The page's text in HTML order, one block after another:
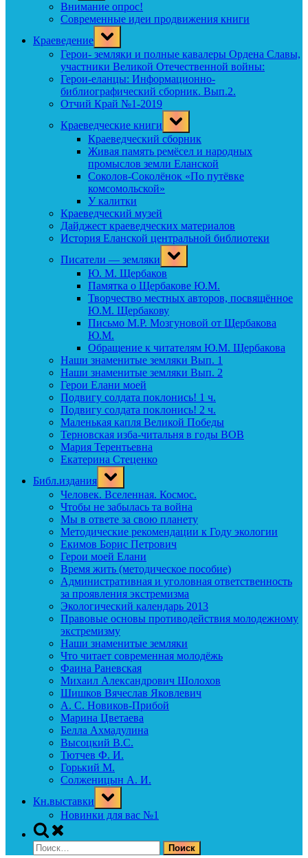
menu
Внимание опрос!
Современные идеи продвижения книги
Краеведение
Toggle
sub-
menu
Герои- земляки и полные кавалеры Ордена Славы,
участники Великой Отечественной войны:
Герои-еланцы: Информационно-
библиографический сборник. Вып.2.
Отчий Край №1-2019
Краеведческие книги
Toggle
sub-
menu
Краеведческий сборник
Живая память ремёсел и народных
промыслов земли Еланской
Соколов-Соколёнок «По путёвке
комсомольской»
У калитки
Краеведческий музей
Дайджест краеведческих материалов
История Еланской центральной библиотеки
Писатели — земляки
Toggle
sub-
menu
Ю. М. Щербаков
Памятка о Щербакове Ю.М.
Творчество местных авторов, посвящённое
Ю.М. Щербакову
Письмо М.Р. Мозгуновой от Щербакова
Ю.М.
Обращение к читателям Ю.М. Щербакова
Наши знаменитые земляки Вып. 1
Наши знаменитые земляки Вып. 2
Герои Елани моей
Подвигу солдата поклонись! 1 ч.
Подвигу солдата поклонись! 2 ч.
Маленькая капля Великой Победы
Терновская изба-читальня в годы ВОВ
Мария Терентьевна
Екатерина Стеценко
Библ.издания
Toggle
sub-
menu
Человек. Вселенная. Космос.
Чтобы не забылась та война
Мы в ответе за свою планету
Методические рекомендации к Году экологии
Екимов Борис Петрович
Герои моей Елани
Время жить (методическое пособие)
Административная и уголовная ответственность
за проявления экстремизма
Экологический календарь 2013
Правовые основы противодействия молодежному
экстремизму
Наши знаменитые земляки
Что читает современная молодёжь
Фаина Раневская
Михаил Александрович Шолохов
Шишков Вячеслав Яковлевич
А. С. Новиков-Прибой
Марина Цветаева
Белла Ахмадулина
Высоцкий В.С.
Тютчев Ф. И.
Горький М.
Солженицын А. И.
Кн.выставки
Toggle
sub-
menu
Новинки для вас №1
Toggle
search
form
Найти: